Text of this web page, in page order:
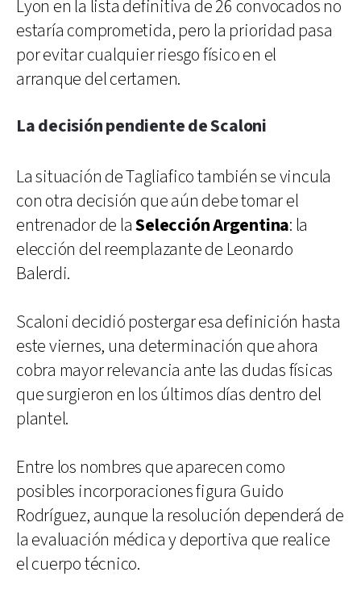
Lyon en la lista definitiva de 26 convocados no
estaría comprometida, pero la prioridad pasa
por evitar cualquier riesgo físico en el
arranque del certamen.
La decisión pendiente de Scaloni
La situación de Tagliafico también se vincula
con otra decisión que aún debe tomar el
entrenador de laSelección Argentina: la
elección del reemplazante de Leonardo
Balerdi.
Scaloni decidió postergar esa definición hasta
este viernes, una determinación que ahora
cobra mayor relevancia ante las dudas físicas
que surgieron en los últimos días dentro del
plantel.
Entre los nombres que aparecen como
posibles incorporaciones figura Guido
Rodríguez, aunque la resolución dependerá de
la evaluación médica y deportiva que realice
el cuerpo técnico.